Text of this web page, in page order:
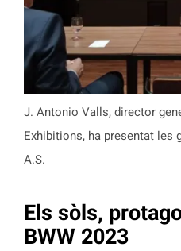
J. Antonio Valls, director
Exhibitions, ha presentat les
A.S.
Els sòls,
BWW 2023